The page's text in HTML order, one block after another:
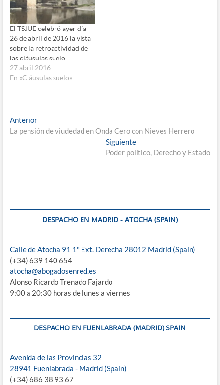
El TSJUE celebró ayer día
26 de abril de 2016 la vista
sobre la retroactividad de
las cláusulas suelo
27 abril 2016
En «Cláusulas suelo»
Navegación
de
AnteriorEntrada
anterior:
La pensión de viudedad en Onda Cero con Nieves Herrero
SiguienteEntrada
siguiente:
Poder político, Derecho y Estado
DESPACHO EN MADRID - ATOCHA (SPAIN)
Calle de Atocha 91 1º Ext. Derecha 28012 Madrid (Spain)
(+34) 639 140 654
atocha@abogadosenred.es
Alonso Ricardo Trenado Fajardo
9:00 a 20:30 horas de lunes a viernes
DESPACHO EN FUENLABRADA (MADRID) SPAIN
Avenida de las Provincias 32
28941 Fuenlabrada - Madrid (Spain)
(+34) 686 38 93 67